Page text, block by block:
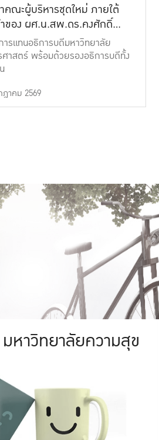
คณะผู้บริหารชุดใหม่ ภายใต้
ของ ผศ.น.สพ.ดร.คงศักดิ์
รรม
ารแทนอธิการบดีมหาวิทยาลัย
ศาสตร์ พร้อมด้วยรองอธิการบดีทั้ง
ฎาคม 2569
มหาวิทยาลัย
ให้กับประชาชน
มหาวิทยาลัยความสุข